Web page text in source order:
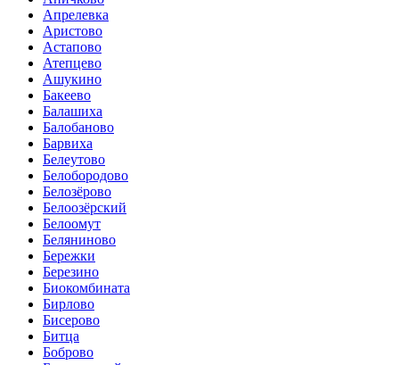
Апрелевка
Аристово
Астапово
Атепцево
Ашукино
Бакеево
Балашиха
Балобаново
Барвиха
Белеутово
Белобородово
Белозёрово
Белоозёрский
Белоомут
Беляниново
Бережки
Березино
Биокомбината
Бирлово
Бисерово
Битца
Боброво